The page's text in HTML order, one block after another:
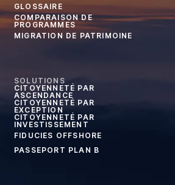
GLOSSAIRE
COMPARAISON DE
PROGRAMMES
MIGRATION DE PATRIMOINE
SOLUTIONS
CITOYENNETÉ PAR
ASCENDANCE
CITOYENNETÉ PAR
EXCEPTION
CITOYENNETÉ PAR
INVESTISSEMENT
FIDUCIES OFFSHORE
PASSEPORT PLAN B